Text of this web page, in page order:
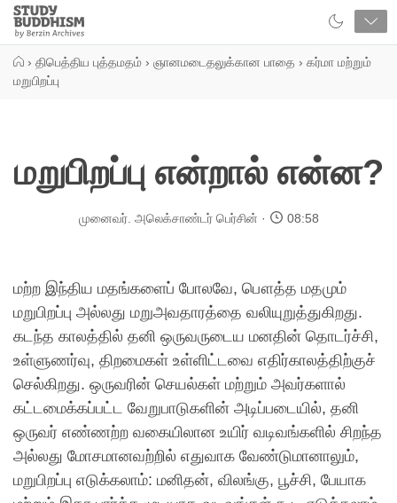
Close
Study
Buddhism
› திபெத்திய புத்தமதம் › ஞானமடைதலுக்கான பாதை › கர்மா மற்றும்
மறுபிறப்பு
மறுபிறப்பு என்றால் என்ன?
முனைவர். அலெக்சாண்டர் பெர்சின் 08:58
மற்ற இந்திய மதங்களைப் போலவே, பௌத்த மதமும்
மறுபிறப்பு அல்லது மறுஅவதாரத்தை வலியுறுத்துகிறது.
கடந்த காலத்தில் தனி ஒருவருடைய மனதின் தொடர்ச்சி,
உள்ளுணர்வு, திறமைகள் உள்ளிட்டவை எதிர்காலத்திற்குச்
செல்கிறது. ஒருவரின் செயல்கள் மற்றும் அவர்களால்
கட்டமைக்கப்பட்ட வேறுபாடுகளின் அடிப்படையில், தனி
ஒருவர் எண்ணற்ற வகையிலான உயிர் வடிவங்களில் சிறந்த
அல்லது மோசமானவற்றில் எதுவாக வேண்டுமானாலும்,
மறுபிறப்பு எடுக்கலாம்: மனிதன், விலங்கு, பூச்சி, பேயாக